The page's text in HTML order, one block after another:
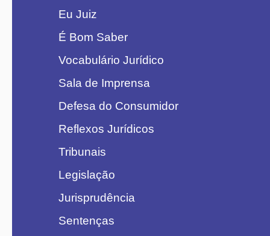
Eu Juiz
É Bom Saber
Vocabulário Jurídico
Sala de Imprensa
Defesa do Consumidor
Reflexos Jurídicos
Tribunais
Legislação
Jurisprudência
Sentenças